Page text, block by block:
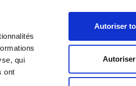
qui
ont
Autoriser
Français
Politique Société